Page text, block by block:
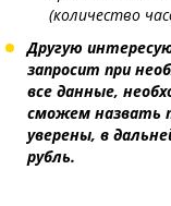
(количество
Другую
запросит при
все данные,
сможем назвать
уверены, в
рубль.